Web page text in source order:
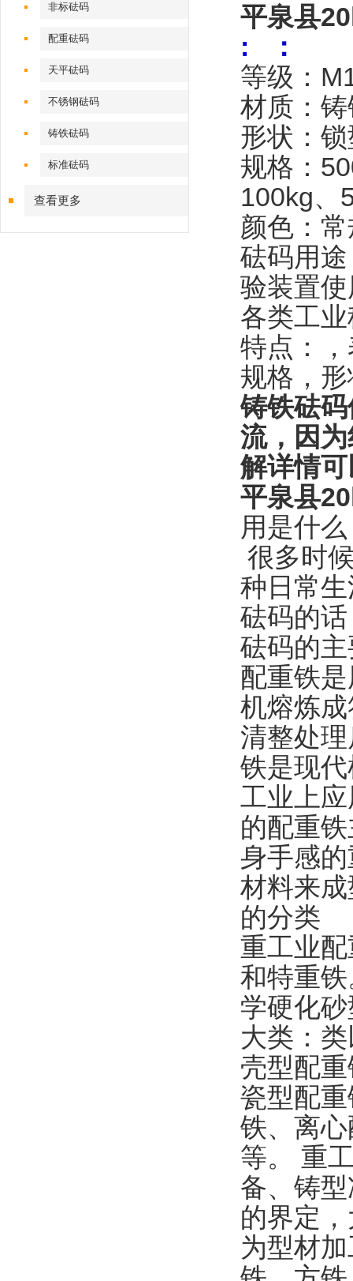
非标砝码
配重砝码
天平砝码
不锈钢砝码
铸铁砝码
标准砝码
查看更多
平泉县
: ：
等级：
材质：
形状：
规格：
100kg、
颜色：
砝码用
验装置
各类工
特点：
规格，
铸铁砝
流，因
解详情
平泉县
用是什
很多时
种日常
砝码的
砝码的
配重铁
机熔炼
清整处
铁是现
工业上
的配重
身手感
材料来
的分类
重工业
和特重
学硬化
大类：
壳型配
瓷型配
铁、离
等。 重
备、铸
的界定
为型材